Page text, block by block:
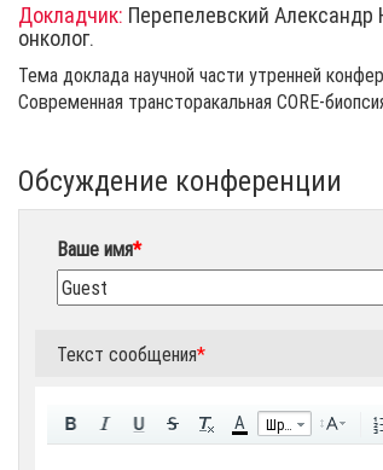
Докладчик: Перепелевский Александр
онколог.
Тема доклада научной части утренней
Современная трансторакальная CORE-
Обсуждение конференции
Ваше имя*
Текст сообщения*
A Шрифт